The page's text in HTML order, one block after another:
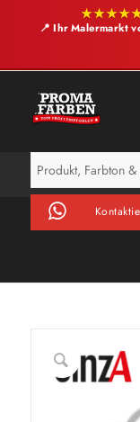
📍 Ihr Malermarkt